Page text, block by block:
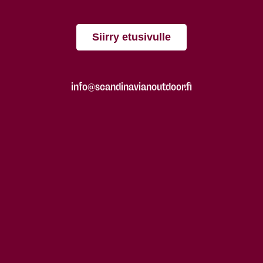
Siirry etusivulle
info@scandinavianoutdoor.fi